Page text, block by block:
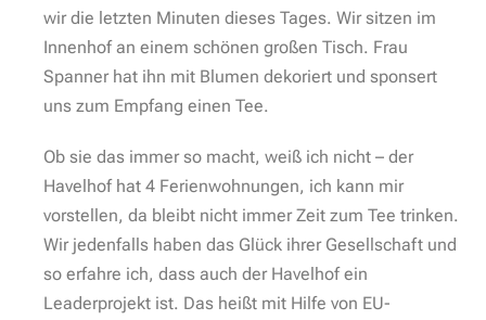
wir die letzten Minuten dieses Tages. Wir sitzen im
Innenhof an einem schönen großen Tisch. Frau
Spanner hat ihn mit Blumen dekoriert und sponsert
uns zum Empfang einen Tee.
Ob sie das immer so macht, weiß ich nicht – der
Havelhof hat 4 Ferienwohnungen, ich kann mir
vorstellen, da bleibt nicht immer Zeit zum Tee trinken.
Wir jedenfalls haben das Glück ihrer Gesellschaft und
so erfahre ich, dass auch der Havelhof ein
Leaderprojekt ist. Das heißt mit Hilfe von EU-